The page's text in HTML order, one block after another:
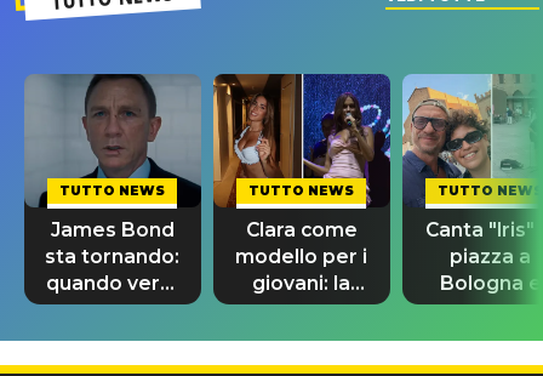
TUTTO NEWS
James Bond
sta tornando:
quando verrà
svelato il
nuovo 007
TUTTO NEWS
Clara come
modello per i
giovani: la
dedica
dell'ex
professore
TUTTO NEWS
Canta "Iris"
piazza a
Bologna e
spunta
Antonacci